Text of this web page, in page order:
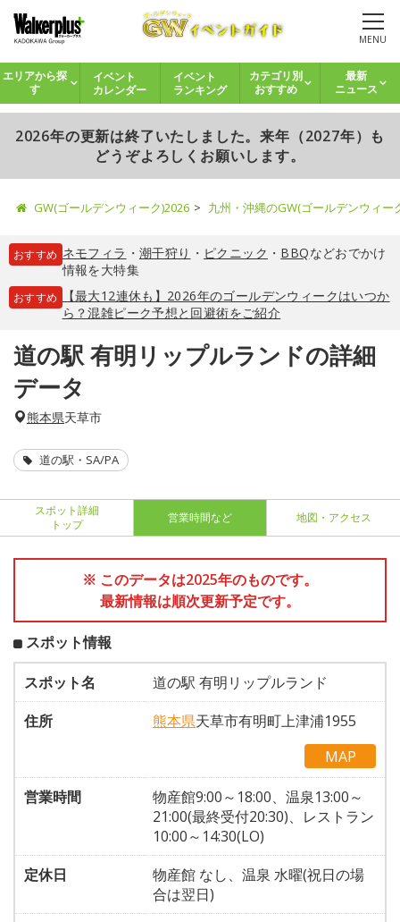
MENU
エリアから探
す
イベント
カレンダー
イベント
ランキング
カテゴリ別
おすすめ
最新
ニュース
2026年の更新は終了いたしました。来年（2027年）も
どうぞよろしくお願いします。
GW(ゴールデンウィーク)2026 九州・沖縄のGW(ゴールデンウィ
おすすめ ネモフィラ ・ 潮干狩り ・ ピクニック ・ BBQなどおでかけ
情報を大特集
おすすめ
【最大12連休も】2026年のゴールデンウィークはいつか
ら？混雑ピーク予想と回避術をご紹介
道の駅 有明リップルランドの詳細
データ
熊本県天草市
道の駅・SA/PA
スポット詳細
トップ
営業時間など 地図・アクセス
※ このデータは2025年のものです。
最新情報は順次更新予定です。
スポット情報
スポット名
道の駅 有明リップルランド
住所
熊本県天草市有明町上津浦1955
MAP
営業時間
物産館9:00～18:00、温泉13:00～
21:00(最終受付20:30)、レストラン
10:00～14:30(LO)
定休日
物産館 なし、温泉 水曜(祝日の場
合は翌日)